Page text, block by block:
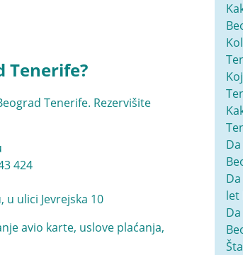
Tenerife?
Tenerife. Rezervišite
424
ulici Jevrejska 10
avio karte, uslove plaćanja,
let